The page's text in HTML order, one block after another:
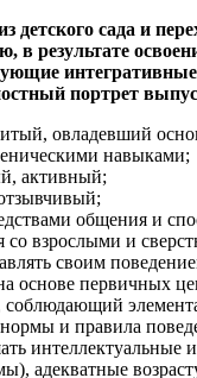
детского сада и
в результате
портрет
овладевший
навыками;
активный;
общения и
со взрослыми и
своим
основе первичных
соблюдающий
и правила
интеллектуальные
адекватные